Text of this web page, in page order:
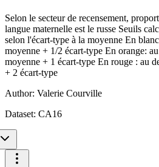
Selon le secteur de recensement,
langue maternelle est le russe Seuils
selon l'écart-type à la moyenne En
moyenne + 1/2 écart-type En orange:
moyenne + 1 écart-type En rouge : au
+ 2 écart-type
Author: Valerie Courville
Dataset: CA16